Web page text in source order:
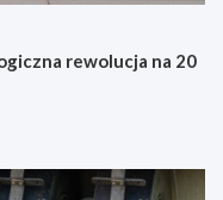
rewolucja na 20